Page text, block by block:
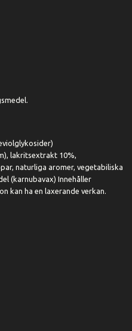
lakritsextrakt 10%,
naturliga aromer, vegetabiliska
(karnubavax) Innehåller
kan ha en laxerande verkan.